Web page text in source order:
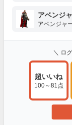
アベンジ
アベンジャ
＼ ロ
超いいね
100～81点